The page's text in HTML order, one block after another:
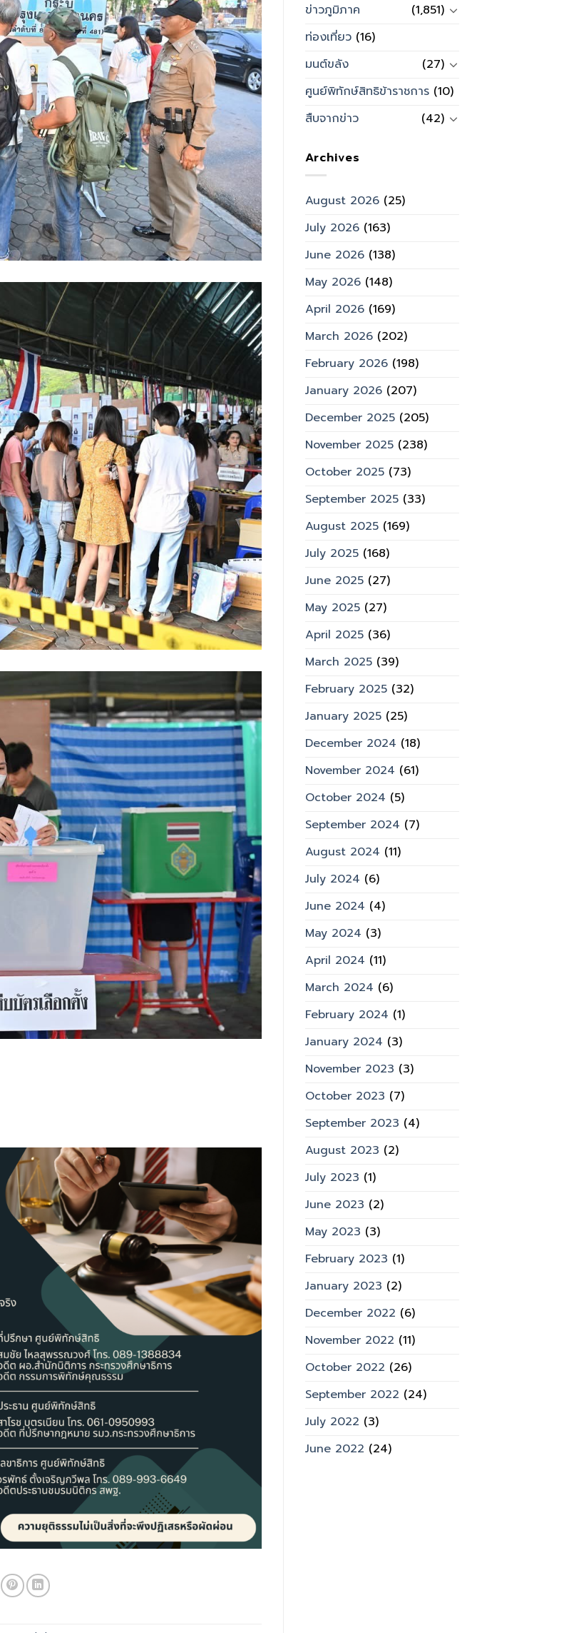
ข่าวภูมิภาค
(1,851)
ท่องเที่ยว(16)
มนต์ขลัง
(27)
ศูนย์พิทักษ์สิทธิข้าราชการ(10)
สืบจากข่าว
(42)
Archives
August 2026(25)
July 2026(163)
June 2026(138)
May 2026(148)
April 2026(169)
March 2026(202)
February 2026(198)
January 2026(207)
December 2025(205)
November 2025(238)
October 2025(73)
September 2025(33)
August 2025(169)
July 2025(168)
June 2025(27)
May 2025(27)
April 2025(36)
March 2025(39)
February 2025(32)
January 2025(25)
December 2024 (18)
November 2024 (61)
October 2024 (5)
September 2024 (7)
August 2024 (11)
July 2024 (6)
June 2024 (4)
May 2024 (3)
April 2024 (11)
March 2024 (6)
February 2024 (1)
January 2024 (3)
November 2023 (3)
October 2023 (7)
September 2023 (4)
August 2023 (2)
July 2023 (1)
June 2023 (2)
May 2023 (3)
February 2023 (1)
January 2023 (2)
December 2022 (6)
November 2022 (11)
October 2022 (26)
September 2022 (24)
July 2022 (3)
June 2022 (24)